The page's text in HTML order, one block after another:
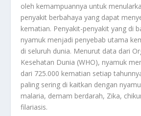
oleh kemampuannya untuk
penyakit berbahaya yang dapat
kematian. Penyakit-penyakit yang di
nyamuk menjadi penyebab utama
di seluruh dunia. Menurut data dari
Kesehatan Dunia (WHO), nyamuk
dari 725.000 kematian setiap
paling sering di kaitkan dengan
malaria, demam berdarah, Zika,
filariasis.